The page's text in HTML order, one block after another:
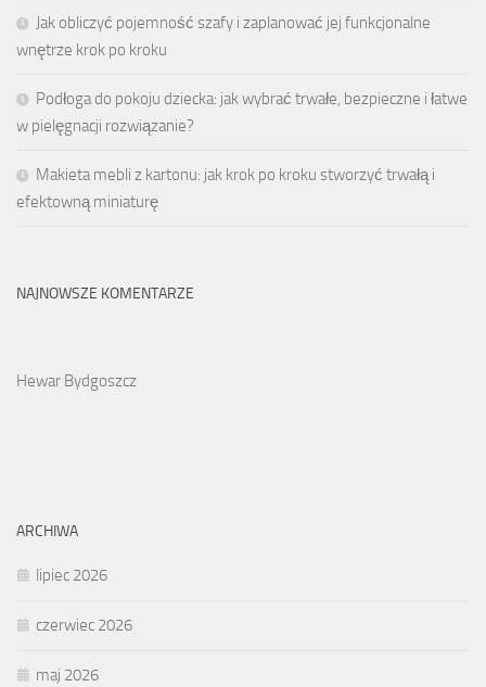
Jak obliczyć pojemność szafy i zaplanować jej funkcjonalne
wnętrze krok po kroku
Podłoga do pokoju dziecka: jak wybrać trwałe, bezpieczne i łatwe
w pielęgnacji rozwiązanie?
Makieta mebli z kartonu: jak krok po kroku stworzyć trwałą i
efektowną miniaturę
NAJNOWSZE KOMENTARZE
Hewar Bydgoszcz
ARCHIWA
lipiec 2026
czerwiec 2026
maj 2026